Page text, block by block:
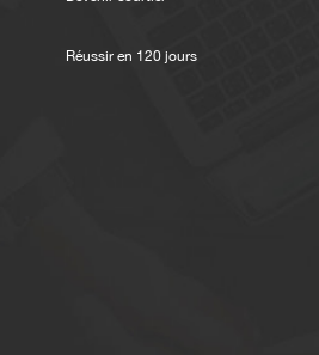
Réussir en 120 jours